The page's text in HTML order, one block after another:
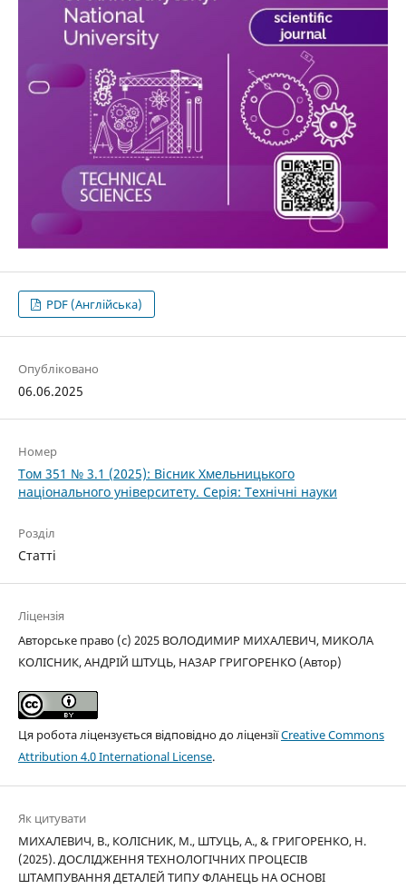
PDF (Англійська)
Опубліковано
06.06.2025
Номер
Том 351 № 3.1 (2025): Вісник Хмельницького
національного університету. Серія: Технічні науки
Розділ
Статті
Ліцензія
Авторське право (c) 2025 ВОЛОДИМИР МИХАЛЕВИЧ, МИКОЛА
КОЛІСНИК, АНДРІЙ ШТУЦЬ, НАЗАР ГРИГОРЕНКО (Автор)
Ця робота ліцензується відповідно до ліцензіїCreative Commons
Attribution 4.0 International License.
Як цитувати
МИХАЛЕВИЧ, В., КОЛІСНИК, М., ШТУЦЬ, А., & ГРИГОРЕНКО, Н.
(2025). ДОСЛІДЖЕННЯ ТЕХНОЛОГІЧНИХ ПРОЦЕСІВ
ШТАМПУВАННЯ ДЕТАЛЕЙ ТИПУ ФЛАНЕЦЬ НА ОСНОВІ